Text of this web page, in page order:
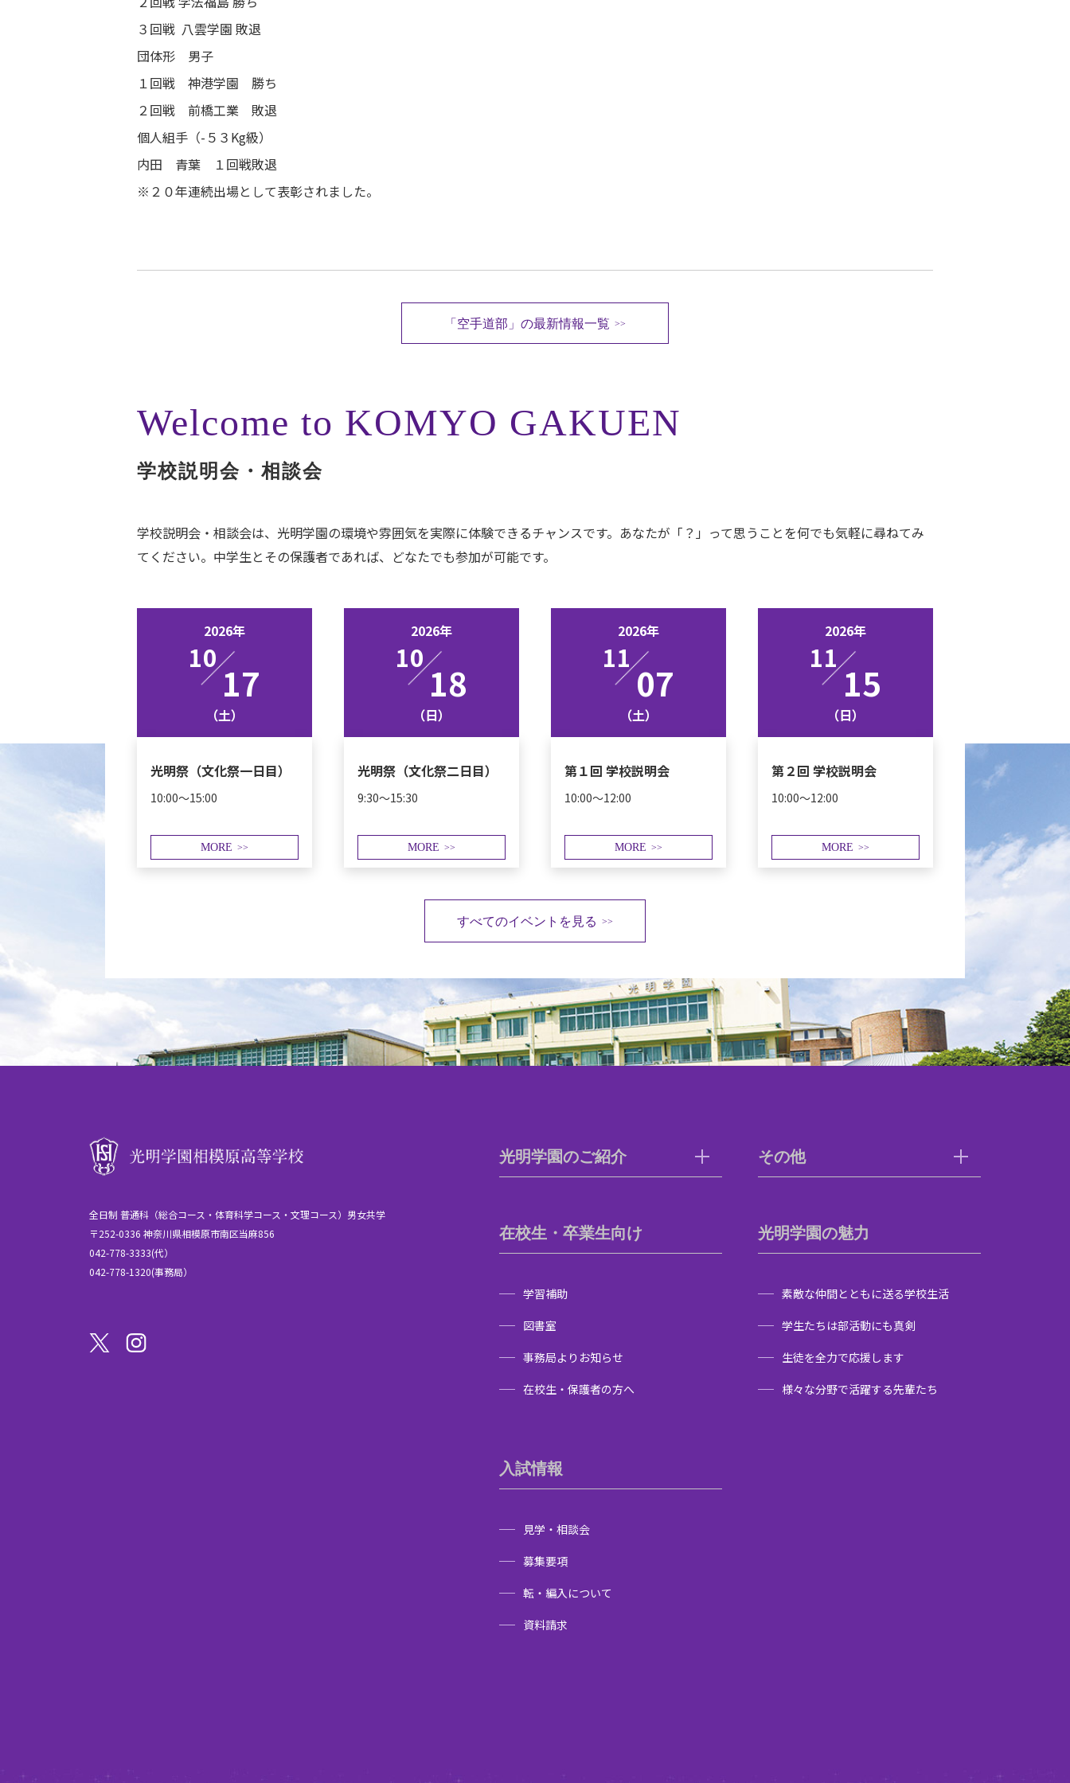
３回戦 八雲学園 敗退
団体形 男子
１回戦 神港学園 勝ち
２回戦 前橋工業 敗退
個人組手（-５３Kg級）
内田 青葉 １回戦敗退
※２０年連続出場として表彰されました。
「空手道部」の最新情報一覧 >>
Welcome to KOMYO GAKUEN
学校説明会・相談会
学校説明会・相談会は、光明学園の環境や雰囲気を実際に体験できるチャンスです。あなたが「？」って思うことを何でも気軽に尋ねてみ
てください。中学生とその保護者であれば、どなたでも参加が可能です。
2026年
10
17
（土）
光明祭（文化祭一日目）
10:00～15:00
MORE >>
2026年
10
18
（日）
光明祭（文化祭二日目）
9:30～15:30
MORE >>
2026年
11
07
（土）
第１回 学校説明会
10:00～12:00
MORE >>
2026年
11
15
（日）
第２回 学校説明会
10:00～12:00
MORE >>
すべてのイベントを見る >>
光明学園のご紹介 その他
在校生・卒業生向け
学習補助
図書室
事務局よりお知らせ
在校生・保護者の方へ
光明学園の魅力
素敵な仲間とともに送る学校生活
学生たちは部活動にも真剣
生徒を全力で応援します
様々な分野で活躍する先輩たち
入試情報
見学・相談会
募集要項
転・編入について
資料請求
全日制 普通科（総合コース・体育科学コース・文理コース）男女共学
〒252-0336 神奈川県相模原市南区当麻856
042-778-3333(代）
042-778-1320(事務局）
図書室
事務局よりお知らせ
在校生・保護者の方へ